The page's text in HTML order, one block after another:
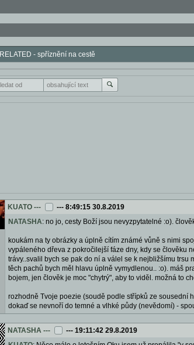
RELATED - spříznění na cestě
KUATO --- --- 8:49:15 30.8.2019
NATASHA: no jo, cesty Boží jsou nevyzpytatelné :o).
koukám na ty obrázky a úplně cítím známé vůně s nimi
vypáleného dřeva z pokročilejší fáze dny, kdy se člověku
trávy..svalil bych se pak do ní a válel se k nejbližšímu
těch pachů bych měl hlavu úplně vymydlenou.. :o). máš
bojem, jen člověk je moc "chytrý", aby to viděl. možná to
rozhodně Tvoje poezie (soudě podle střípků ze sousední
dokaď se nevnoří do temné a vlhké půdy (nevědomí) -
NATASHA --- --- 19:11:42 29.8.2019